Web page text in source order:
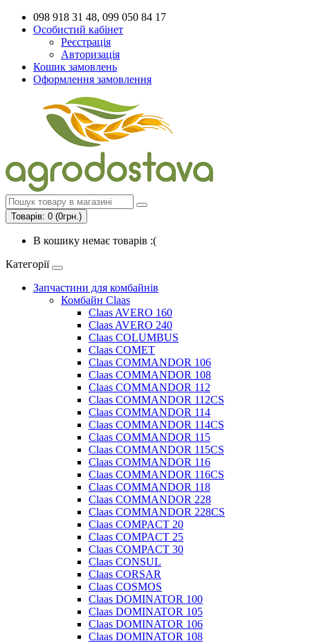
098 918 31 48, 099 050 84 17
Особистий кабінет
Реєстрація
Авторизація
Кошик замовлень
Оформлення замовлення
Товарів: 0 (0грн.)
В кошику немає товарів :(
Категорії
Запчастини для комбайнів
Комбайн Claas
Claas AVERO 160
Claas AVERO 240
Claas COLUMBUS
Claas COMET
Claas COMMANDOR 106
Claas COMMANDOR 108
Claas COMMANDOR 112
Claas COMMANDOR 112CS
Claas COMMANDOR 114
Claas COMMANDOR 114CS
Claas COMMANDOR 115
Claas COMMANDOR 115CS
Claas COMMANDOR 116
Claas COMMANDOR 116CS
Claas COMMANDOR 118
Claas COMMANDOR 228
Claas COMMANDOR 228CS
Claas COMPACT 20
Claas COMPACT 25
Claas COMPACT 30
Claas CONSUL
Claas CORSAR
Claas COSMOS
Claas DOMINATOR 100
Claas DOMINATOR 105
Claas DOMINATOR 106
Claas DOMINATOR 108